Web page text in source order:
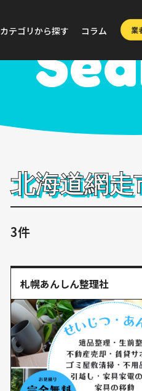
カテゴリから探す
コラム
北海道網走
3件
札幌あんしん整理社